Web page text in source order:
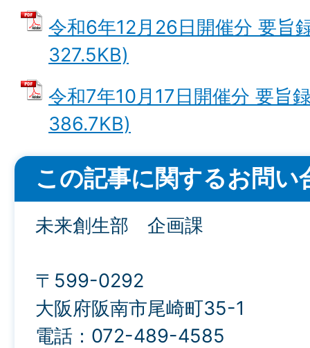
令和6年12月26日開催分 要旨
327.5KB)
令和7年10月17日開催分 要旨
386.7KB)
この記事に関するお問い
未来創生部 企画課
〒599-0292
大阪府阪南市尾崎町35-1
電話：072-489-4585